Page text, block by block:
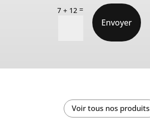
7 + 12 =
Envoyer
Voir tous nos produits